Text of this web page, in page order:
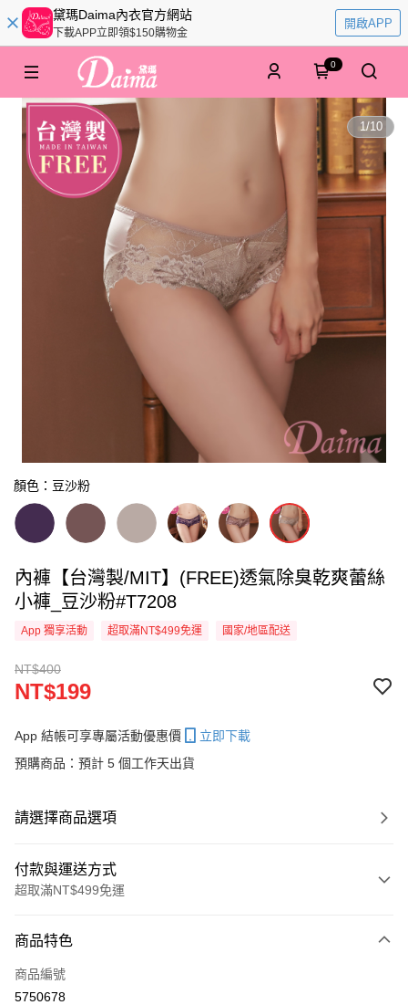
黛瑪Daima內衣官方網站
下載APP立即領$150購物金
開啟APP
0
1/10
顏色：豆沙粉
內褲【台灣製/MIT】(FREE)透氣除臭乾爽蕾絲
小褲_豆沙粉#T7208
App 獨享活動 超取滿NT$499免運 國家/地區配送
NT$400
NT$199
App 結帳可享專屬活動優惠價
立即下載
預購商品：預計 5 個工作天出貨
請選擇商品選項
付款與運送方式
超取滿NT$499免運
信用卡一次付款
超商取貨付款
商品特色
商品編號
5750678